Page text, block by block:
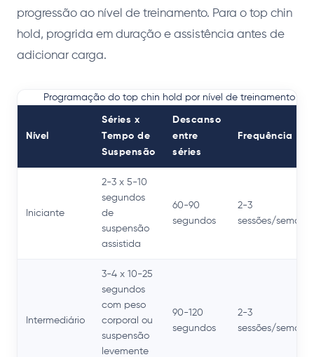
progressão ao nível de treinamento. Para o top chin
hold, progrida em duração e assistência antes de
adicionar carga.
Programação do top chin hold por nível de treinamento
Nível
Séries x
Tempo de
Suspensão
Descanso
entre
séries
Frequência
Iniciante
2-3 x 5-10
segundos
de
suspensão
assistida
60-90
segundos
2-3
sessões/semana
Intermediário
3-4 x 10-25
segundos
com peso
corporal ou
suspensão
levemente
90-120
segundos
2-3
sessões/semana